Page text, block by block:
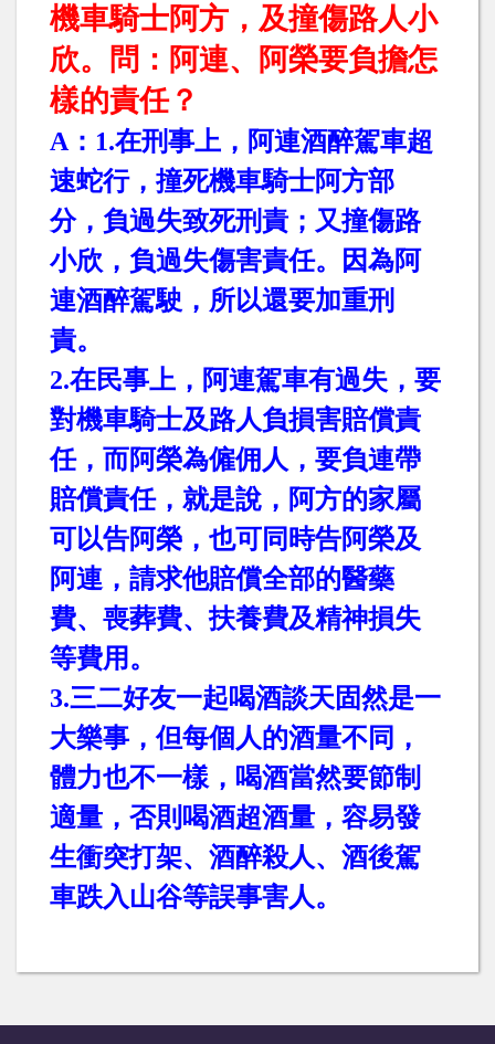
機車騎士阿方，及撞傷路人小
欣。問：阿連、阿榮要負擔怎
樣的責任？
A ： 1.在刑事上，阿連酒醉駕車超
速蛇行，撞死機車騎士阿方部
分，負過失致死刑責；又撞傷路
小欣，負過失傷害責任。因為阿
連酒醉駕駛，所以還要加重刑
責。
2.在民事上，阿連駕車有過失，要
對機車騎士及路人負損害賠償責
任，而阿榮為僱佣人，要負連帶
賠償責任，就是說，阿方的家屬
可以告阿榮，也可同時告阿榮及
阿連，請求他賠償全部的醫藥
費、喪葬費、扶養費及精神損失
等費用。
3.三二好友一起喝酒談天固然是一
大樂事，但每個人的酒量不同，
體力也不一樣，喝酒當然要節制
適量，否則喝酒超酒量，容易發
生衝突打架、酒醉殺人、酒後駕
車跌入山谷等誤事害人。